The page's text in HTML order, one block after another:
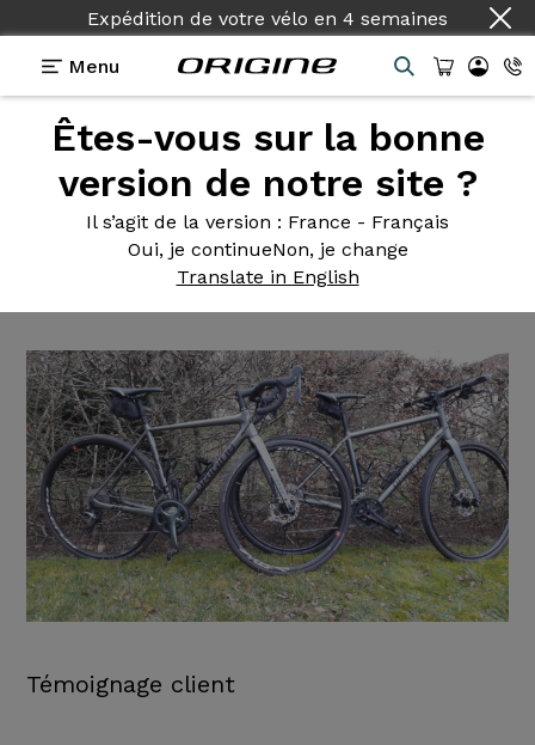
Expédition de votre vélo en 4 semaines
Menu
Êtes-vous sur la bonne
version de notre site ?
Il s’agit de la version : France - Français
Oui, je continueNon, je change
Translate in English
Témoignages>Axxome II GT Ultra - Shimano
Axxome II GT Ultra - Shimano
Tiagra - Roues Racing 900
Témoignage client